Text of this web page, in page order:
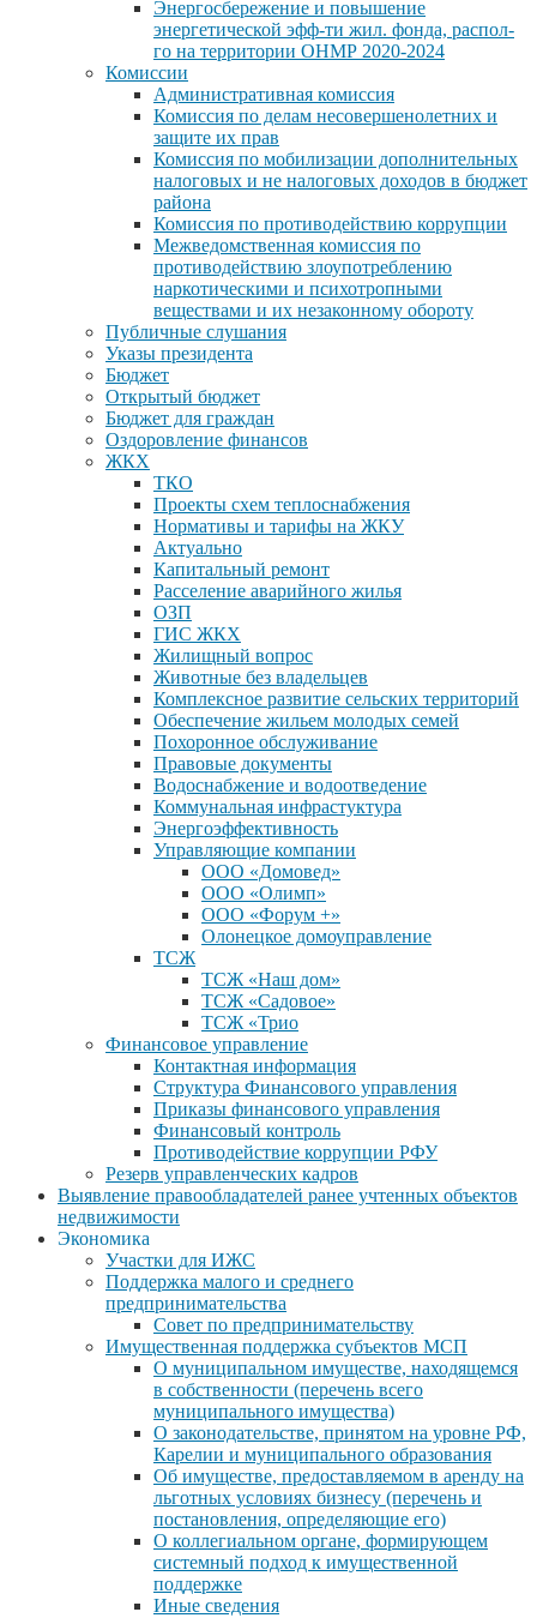
Энергосбережение и повышение
энергетической эфф-ти жил. фонда, распол-
го на территории ОНМР 2020-2024
Комиссии
Административная комиссия
Комиссия по делам несовершенолетних и
защите их прав
Комиссия по мобилизации дополнительных
налоговых и не налоговых доходов в бюджет
района
Комиссия по противодействию коррупции
Межведомственная комиссия по
противодействию злоупотреблению
наркотическими и психотропными
веществами и их незаконному обороту
Публичные слушания
Указы президента
Бюджет
Открытый бюджет
Бюджет для граждан
Оздоровление финансов
ЖКХ
ТКО
Проекты схем теплоснабжения
Нормативы и тарифы на ЖКУ
Актуально
Капитальный ремонт
Расселение аварийного жилья
ОЗП
ГИС ЖКХ
Жилищный вопрос
Животные без владельцев
Комплексное развитие сельских территорий
Обеспечение жильем молодых семей
Похоронное обслуживание
Правовые документы
Водоснабжение и водоотведение
Коммунальная инфрастуктура
Энергоэффективность
Управляющие компании
ООО «Домовед»
ООО «Олимп»
ООО «Форум +»
Олонецкое домоуправление
ТСЖ
ТСЖ «Наш дом»
ТСЖ «Садовое»
ТСЖ «Трио
Финансовое управление
Контактная информация
Структура Финансового управления
Приказы финансового управления
Финансовый контроль
Противодействие коррупции РФУ
Резерв управленческих кадров
Выявление правообладателей ранее учтенных объектов
недвижимости
Экономика
Участки для ИЖС
Поддержка малого и среднего
предпринимательства
Совет по предпринимательству
Имущественная поддержка субъектов МСП
О муниципальном имуществе, находящемся
в собственности (перечень всего
муниципального имущества)
О законодательстве, принятом на уровне РФ,
Карелии и муниципального образования
Об имуществе, предоставляемом в аренду на
льготных условиях бизнесу (перечень и
постановления, определяющие его)
О коллегиальном органе, формирующем
системный подход к имущественной
поддержке
Иные сведения